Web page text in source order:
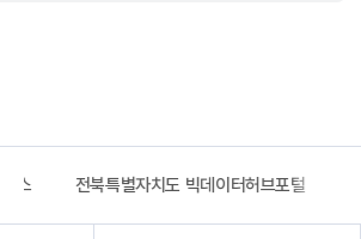
스 전북특별자치도 빅데이터허브포털